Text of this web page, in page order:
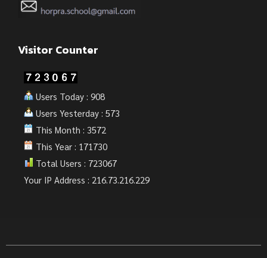
Visitor Counter
Users Today : 908
Users Yesterday : 573
This Month : 3572
This Year : 171730
Total Users : 723067
Your IP Address : 216.73.216.229